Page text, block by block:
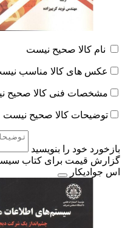
نام کالا صحیح نیست
عکس های کالا مناسب
مشخصات فنی کالا صحیح
توضیحات کالا صحیح نیست
بازخورد خود را بنویسید
گزارش قیمت برای کتاب
اس جواديکار